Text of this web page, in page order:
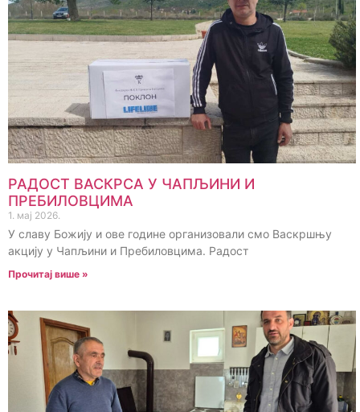
РАДОСТ ВАСКРСА У ЧАПЉИНИ И
ПРЕБИЛОВЦИМА
1. мај 2026.
У славу Божију и ове године организовали смо Васкршњу
акцију у Чапљини и Пребиловцима. Радост
Прочитај више »